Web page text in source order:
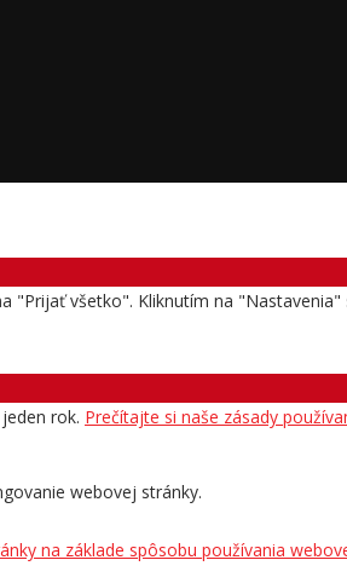
"Prijať všetko". Kliknutím na
rok. Prečítajte si naše zásady
webovej stránky.
na základe spôsobu používania